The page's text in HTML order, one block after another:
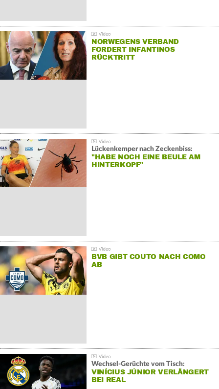
NORWEGENS VERBAND
FORDERT INFANTINOS
RÜCKTRITT
Lückenkemper nach Zeckenbiss:
"HABE NOCH EINE BEULE AM
HINTERKOPF"
BVB GIBT COUTO NACH COMO
AB
Wechsel-Gerüchte vom Tisch:
VINÍCIUS JÚNIOR VERLÄNGERT
BEI REAL